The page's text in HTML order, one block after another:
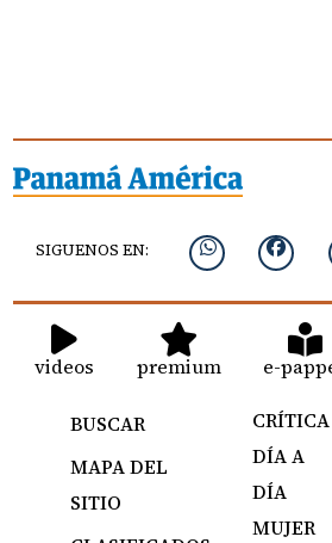
SIGUENOS EN:
videos premium e-
BUSCAR
MAPA DEL
SITIO
CRÍTICA
DÍA A
DÍA
MUJER